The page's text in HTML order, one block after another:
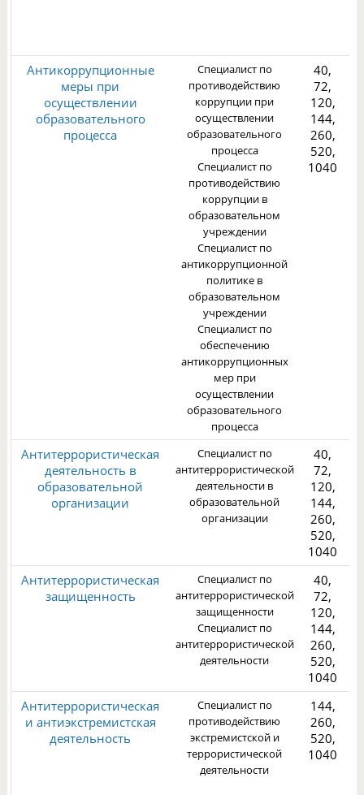
Антикоррупционные
меры при
осуществлении
образовательного
процесса
Специалист по
противодействию
коррупции при
осуществлении
образовательного
процесса
Специалист по
противодействию
коррупции в
образовательном
учреждении
Специалист по
антикоррупционной
политике в
образовательном
учреждении
Специалист по
обеспечению
антикоррупционных
мер при
осуществлении
образовательного
процесса
40,
72,
120,
144,
260,
520,
1040
Антитеррористическая
деятельность в
образовательной
организации
Специалист по
антитеррористической
деятельности в
образовательной
организации
40,
72,
120,
144,
260,
520,
1040
Антитеррористическая
защищенность
Специалист по
антитеррористической
защищенности
Специалист по
антитеррористической
деятельности
40,
72,
120,
144,
260,
520,
1040
Антитеррористическая
и антиэкстремистская
деятельность
Специалист по
противодействию
экстремистской и
террористической
деятельности
144,
260,
520,
1040